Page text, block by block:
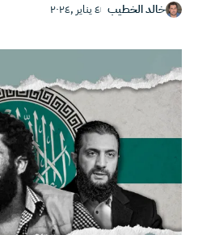
خالد الخطيب ٤ يناير ,٢٠٢٤